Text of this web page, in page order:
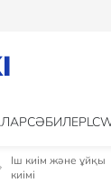
CӘБИЛЕР
Іш киім және ұйқы
киімі